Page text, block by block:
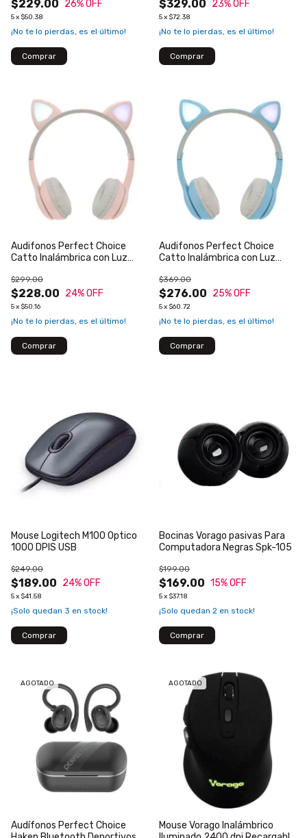
$229.00 26% OFF
5x $50.38
¡No te lo pierdas, es el último!
$329.00 23% OFF
5x $72.38
¡No te lo pierdas, es el último!
Audifonos Perfect Choice
Catto Inalámbrica con Luz
$228.00
$299.00
24% OFF
5x $50.16
¡No te lo pierdas, es el último!
Audifonos Perfect Choice
Catto Inalámbrica con Luz
$276.00
$369.00
25% OFF
5x $60.72
¡No te lo pierdas, es el último!
Mouse Logitech M100 Optico
1000 DPIS USB
$189.00
$249.00
24% OFF
5x $41.58
¡Solo quedan 3 en stock!
Bocinas Vorago pasivas Para
Computadora Negras Spk-105
$169.00
$199.00
15% OFF
5x $37.18
¡Solo quedan 2 en stock!
AGOTADO
Audífonos Perfect Choice
AGOTADO
Mouse Vorago Inalámbrico